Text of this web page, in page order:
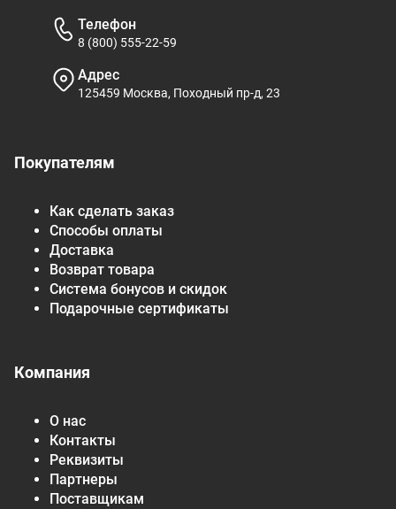
Покупателям
Как сделать заказ
Способы оплаты
Доставка
Возврат товара
Система бонусов и скидок
Подарочные сертификаты
Компания
О нас
Контакты
Реквизиты
Партнеры
Поставщикам
Телефон
8 (800) 555-22-59
Адрес
125459 Москва, Походный пр-д, 23